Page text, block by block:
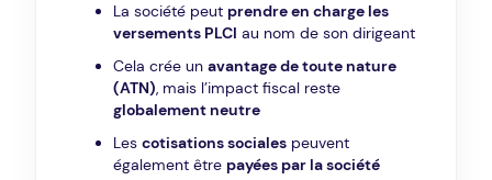
La société peut prendre en charge les
versements PLCI au nom de son dirigeant
Cela crée unavantage de toute nature
(ATN), mais l’impact fiscal reste
globalement neutre
Lescotisations sociales peuvent
également être payées par la société